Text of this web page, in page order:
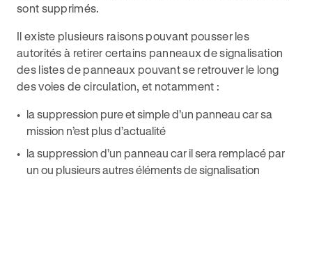
sont supprimés.
Il existe plusieurs raisons pouvant pousser les
autorités à retirer certains panneaux de signalisation
des listes de panneaux pouvant se retrouver le long
des voies de circulation, et notamment :
la suppression pure et simple d’un panneau car sa
mission n’est plus d’actualité
la suppression d’un panneau car il sera remplacé par
un ou plusieurs autres éléments de signalisation